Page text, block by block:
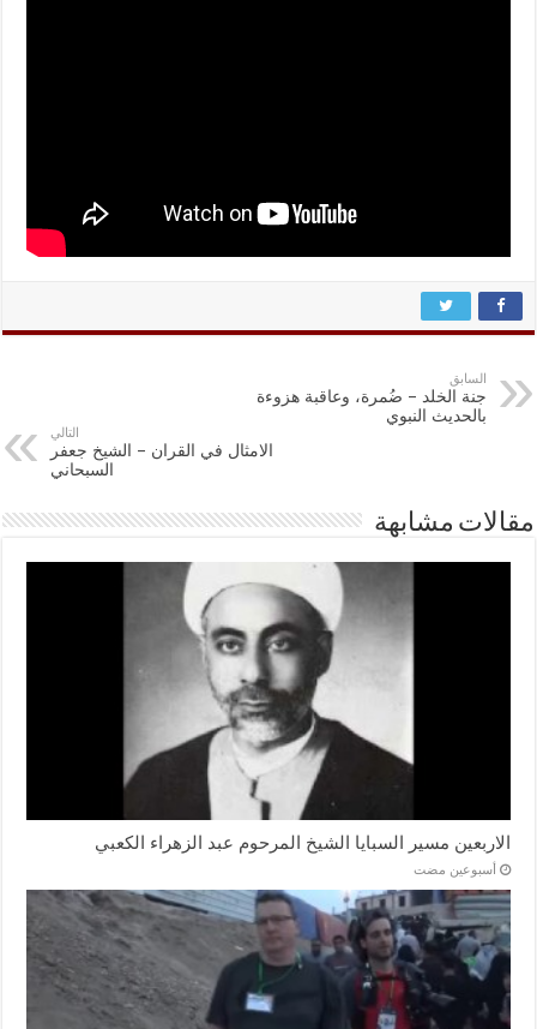
السابق
جنة الخلد – ضُمرة، وعاقبة هزوءة
بالحديث النبوي
التالي
الامثال في القران – الشيخ جعفر
السبحاني
مقالات مشابهة
الاربعين مسير السبايا الشيخ المرحوم عبد الزهراء الكعبي
‏أسبوعين مضت